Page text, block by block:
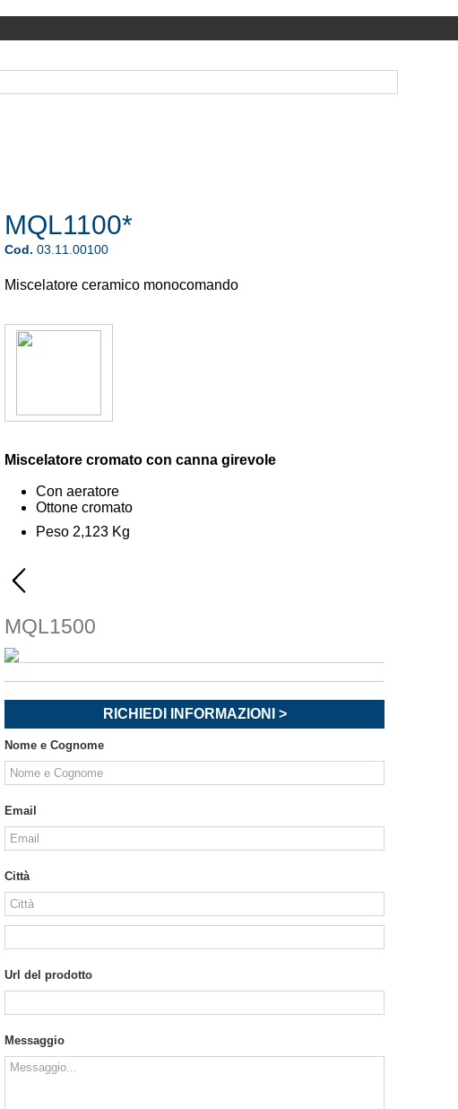
MQL1100*
Cod. 03.11.00100
Miscelatore ceramico monocomando
Miscelatore cromato con canna girevole
Con aeratore
Ottone cromato
Peso 2,123 Kg
MQL1500
RICHIEDI INFORMAZIONI >
Nome e Cognome
Email
Città
Url del prodotto
Messaggio